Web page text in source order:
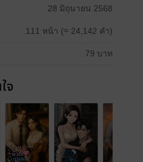
28 มิถุนายน 2568
111 หน้า (≈ 24,142 คำ)
79 บาท
จ